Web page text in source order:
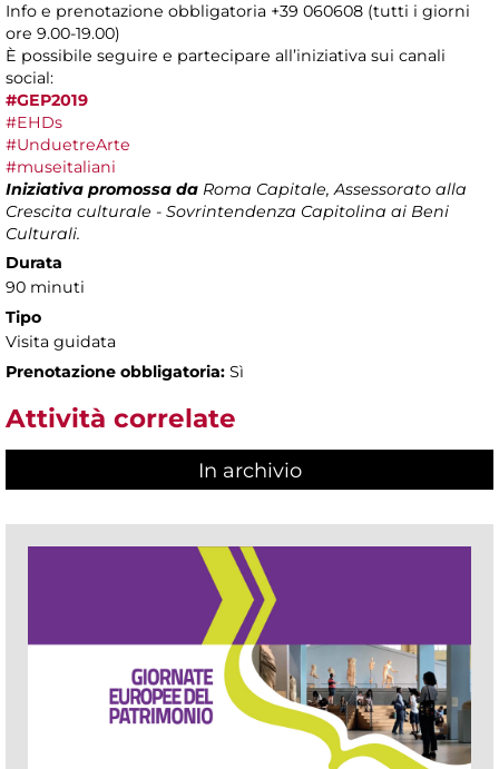
Info e prenotazione obbligatoria +39 060608 (tutti i giorni
ore 9.00-19.00)
È possibile seguire e partecipare all’iniziativa sui canali
social:
#GEP2019
#EHDs
#UnduetreArte
#museitaliani
Iniziativa promossa da Roma Capitale, Assessorato alla
Crescita culturale - Sovrintendenza Capitolina ai Beni
Culturali.
Durata
90 minuti
Tipo
Visita guidata
Prenotazione obbligatoria: Sì
Attività correlate
In archivio